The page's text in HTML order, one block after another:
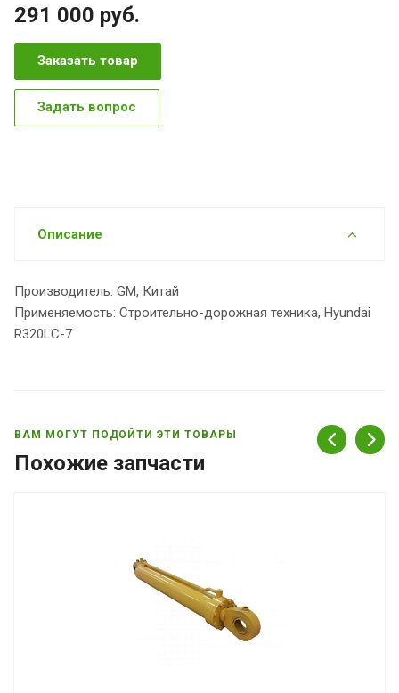
291 000 руб.
Заказать товар
Задать вопрос
Описание
Производитель: GM, Китай
Применяемость: Строительно-дорожная техника, Hyundai
R320LC-7
ВАМ МОГУТ ПОДОЙТИ ЭТИ ТОВАРЫ
Похожие запчасти